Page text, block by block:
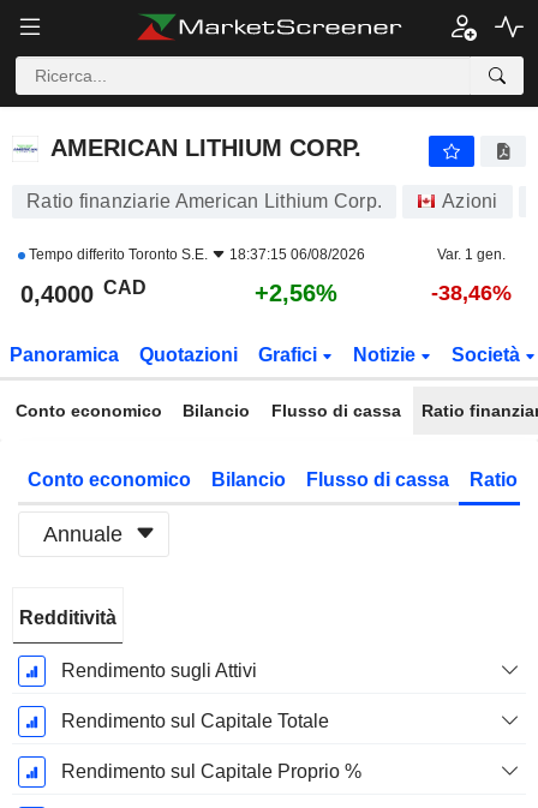
AMERICAN LITHIUM CORP.
AMERICAN LITHIUM CORP.
Ratio finanziarie American Lithium Corp. Azioni
Tempo differito Toronto S.E. 18:37:15 06/08/2026 Var. 1 gen.
0,4000 CAD +2,56% -38,46%
Panoramica Quotazioni Grafici Notizie Società
Conto economico Bilancio Flusso di cassa Ratio
Conto economico Bilancio Flusso di cassa Ratio
Annuale
Fiscale:
Febbraio
Redditività
Rendimento sugli Attivi
Rendimento sul Capitale Totale
Rendimento sul Capitale Proprio %